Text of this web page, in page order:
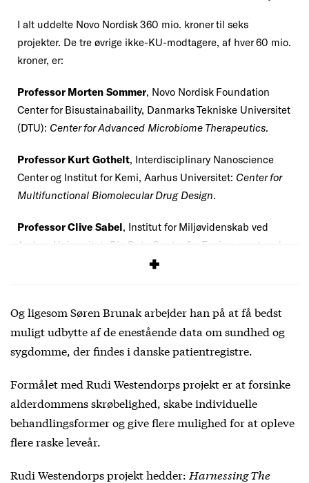
I alt uddelte Novo Nordisk 360 mio. kroner til seks
projekter. De tre øvrige ikke-KU-modtagere, af hver 60 mio.
kroner, er:
Professor Morten Sommer, Novo Nordisk Foundation
Center for Bisustainabaility, Danmarks Tekniske Universitet
(DTU): Center for Advanced Microbiome Therapeutics.
Professor Kurt Gothelt, Interdisciplinary Nanoscience
Center og Institut for Kemi, Aarhus Universitet: Center for
Multifunctional Biomolecular Drug Design.
Professor Clive Sabel, Institut for Miljøvidenskab ved
Aarhus Universitet:
Big Data Centre for Environment and
Og ligesom Søren Brunak arbejder han på at få bedst
muligt udbytte af de enestående data om sundhed og
sygdomme, der findes i danske patientregistre.
Formålet med Rudi Westendorps projekt er at forsinke
alderdommens skrøbelighed, skabe individuelle
behandlingsformer og give flere mulighed for at opleve
flere raske leveår.
Rudi Westendorps projekt hedder: Harnessing The